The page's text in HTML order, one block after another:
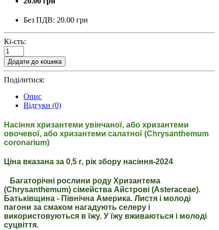
Без ПДВ: 20.00 грн
Кі-сть:
Додати до кошика
Поділитися:
Опис
Відгуки (0)
Насіння хризантеми увінчаної, або хризантеми
овочевої, або хризантеми салатної (Chrysanthemum
coronarium)
Ціна вказана за 0,5 г, рік збору насіння-2024
Багаторічні рослини роду Хризантема
(Chrysanthemum) сімейства Айстрові (Asteraceae).
Батьківщина - Північна Америка. Листя і молоді
пагони за смаком нагадують селеру і
використовуються в їжу. У їжу вживаються і молоді
суцвіття.